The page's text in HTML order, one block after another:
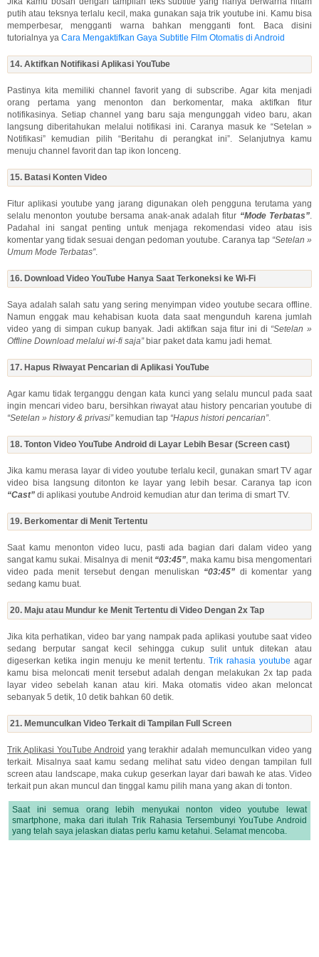
putih atau teksnya terlalu kecil, maka gunakan saja trik youtube ini. Kamu bisa
memperbesar, mengganti warna bahkan mengganti font. Baca disini
tutorialnya ya Cara Mengaktifkan Gaya Subtitle Film Otomatis di Android
14. Aktifkan Notifikasi Aplikasi YouTube
Pastinya kita memiliki channel favorit yang di subscribe. Agar kita menjadi
orang pertama yang menonton dan berkomentar, maka aktifkan fitur
notifikasinya. Setiap channel yang baru saja mengunggah video baru, akan
langsung diberitahukan melalui notifikasi ini. Caranya masuk ke “Setelan »
Notifikasi” kemudian pilih “Beritahu di perangkat ini”. Selanjutnya kamu
menuju channel favorit dan tap ikon lonceng.
15. Batasi Konten Video
Fitur aplikasi youtube yang jarang digunakan oleh pengguna terutama yang
selalu menonton youtube bersama anak-anak adalah fitur “Mode Terbatas”.
Padahal ini sangat penting untuk menjaga rekomendasi video atau isis
komentar yang tidak sesuai dengan pedoman youtube. Caranya tap “Setelan »
Umum Mode Terbatas”.
16. Download Video YouTube Hanya Saat Terkoneksi ke Wi-Fi
Saya adalah salah satu yang sering menyimpan video youtube secara offline.
Namun enggak mau kehabisan kuota data saat mengunduh karena jumlah
video yang di simpan cukup banyak. Jadi aktifkan saja fitur ini di “Setelan »
Offline Download melalui wi-fi saja”biar paket data kamu jadi hemat.
17. Hapus Riwayat Pencarian di Aplikasi YouTube
Agar kamu tidak terganggu dengan kata kunci yang selalu muncul pada saat
ingin mencari video baru, bersihkan riwayat atau history pencarian youtube di
“Setelan » history & privasi”kemudian tap “Hapus histori pencarian”.
18. Tonton Video YouTube Android di Layar Lebih Besar (Screen cast)
Jika kamu merasa layar di video youtube terlalu kecil, gunakan smart TV agar
video bisa langsung ditonton ke layar yang lebih besar. Caranya tap icon
“Cast” di aplikasi youtube Android kemudian atur dan terima di smart TV.
19. Berkomentar di Menit Tertentu
Saat kamu menonton video lucu, pasti ada bagian dari dalam video yang
sangat kamu sukai. Misalnya di menit “03:45”, maka kamu bisa mengomentari
video pada menit tersebut dengan menuliskan “03:45” di komentar yang
sedang kamu buat.
20. Maju atau Mundur ke Menit Tertentu di Video Dengan 2x Tap
Jika kita perhatikan, video bar yang nampak pada aplikasi youtube saat video
sedang berputar sangat kecil sehingga cukup sulit untuk ditekan atau
digeserkan ketika ingin menuju ke menit tertentu. Trik rahasia youtube agar
kamu bisa meloncati menit tersebut adalah dengan melakukan 2x tap pada
layar video sebelah kanan atau kiri. Maka otomatis video akan meloncat
sebanyak 5 detik, 10 detik bahkan 60 detik.
21. Memunculkan Video Terkait di Tampilan Full Screen
Trik Aplikasi YouTube Android yang terakhir adalah memunculkan video yang
terkait. Misalnya saat kamu sedang melihat satu video dengan tampilan full
screen atau landscape, maka cukup geserkan layar dari bawah ke atas. Video
terkait pun akan muncul dan tinggal kamu pilih mana yang akan di tonton.
Saat ini semua orang lebih menyukai nonton video youtube lewat
smartphone, maka dari itulah Trik Rahasia Tersembunyi YouTube Android
yang telah saya jelaskan diatas perlu kamu ketahui. Selamat mencoba.